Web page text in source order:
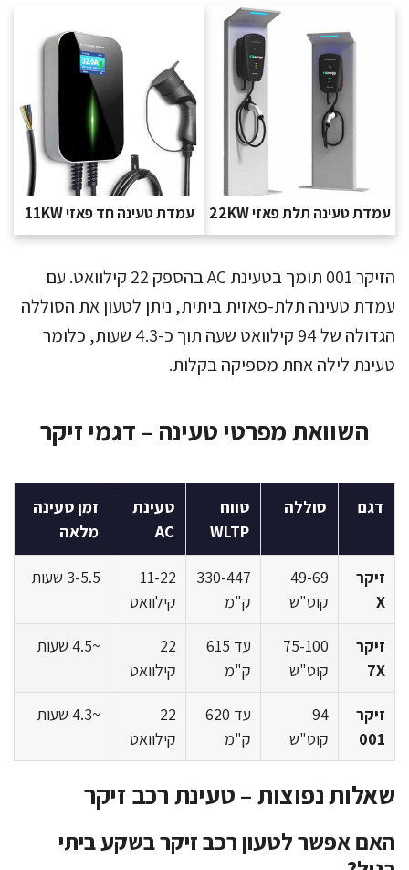
עמדת טעינה תלת פאזי 22KW עמדת טעינה חד פאזי 11KW
הזיקר 001 תומך בטעינת AC בהספק 22 קילוואט. עם
עמדת טעינה תלת-פאזית ביתית, ניתן לטעון את הסוללה
הגדולה של 94 קילוואט שעה תוך כ-4.3 שעות, כלומר
טעינת לילה אחת מספיקה בקלות.
השוואת מפרטי טעינה – דגמי זיקר
דגם סוללה
טווח
WLTP
טעינת
AC
זמן טעינה
מלאה
זיקר
X
49-69
קוט"ש
330-447
ק"מ
11-22
קילוואט
3-5.5 שעות
זיקר
7X
75-100
קוט"ש
עד 615
ק"מ
22
קילוואט
~4.5 שעות
זיקר
001
94
קוט"ש
עד 620
ק"מ
22
קילוואט
~4.3 שעות
שאלות נפוצות – טעינת רכב זיקר
האם אפשר לטעון רכב זיקר בשקע ביתי